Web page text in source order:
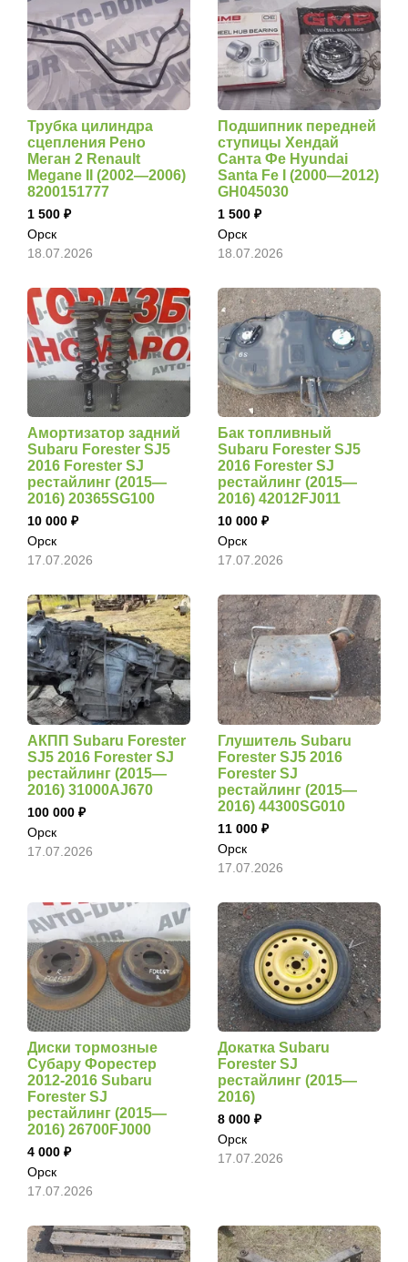
Трубка цилиндра
сцепления Рено
Меган 2 Renault
Megane II (2002—2006)
8200151777
1 500
Орск
18.07.2026
Подшипник передней
ступицы Хендай
Санта Фе Hyundai
Santa Fe I (2000—2012)
GH045030
1 500
Орск
18.07.2026
Амортизатор задний
Subaru Forester SJ5
2016 Forester SJ
рестайлинг (2015—
2016) 20365SG100
10 000
Орск
17.07.2026
Бак топливный
Subaru Forester SJ5
2016 Forester SJ
рестайлинг (2015—
2016) 42012FJ011
10 000
Орск
17.07.2026
АКПП Subaru Forester
SJ5 2016 Forester SJ
рестайлинг (2015—
2016) 31000AJ670
100 000
Орск
17.07.2026
Глушитель Subaru
Forester SJ5 2016
Forester SJ
рестайлинг (2015—
2016) 44300SG010
11 000
Орск
17.07.2026
Диски тормозные
Субару Форестер
2012-2016 Subaru
Forester SJ
рестайлинг (2015—
2016) 26700FJ000
4 000
Орск
17.07.2026
Докатка Subaru
Forester SJ
рестайлинг (2015—
2016)
8 000
Орск
17.07.2026